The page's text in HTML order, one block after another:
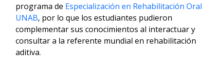
programa de Especialización en Rehabilitación Oral
UNAB, por lo que los estudiantes pudieron
complementar sus conocimientos al interactuar y
consultar a la referente mundial en rehabilitación
aditiva.